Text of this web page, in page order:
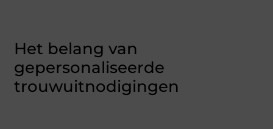
Het belang van
gepersonaliseerde
trouwuitnodigingen